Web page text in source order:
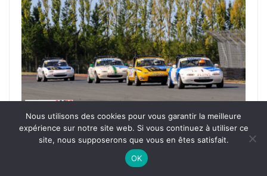
1 Qualif, 3 Courses
Nous utilisons des cookies pour vous garantir la meilleure
expérience sur notre site web. Si vous continuez à utiliser ce
site, nous supposerons que vous en êtes satisfait.
OK